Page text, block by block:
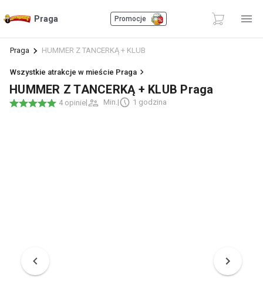
Praga Promocje
Praga HUMMER Z TANCERKĄ + KLUB
Wszystkie atrakcje w mieście Praga
HUMMER Z TANCERKĄ + KLUB Praga
4 opinie| Min.| 1 godzina